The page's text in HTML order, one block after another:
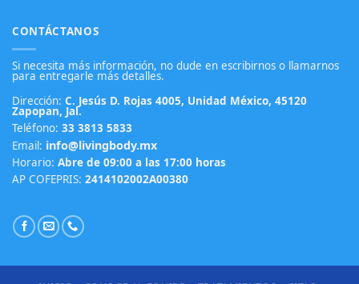
CONTÁCTANOS
Si necesita más información, no dude en escribirnos o llamarnos
para entregarle más detalles.
Dirección: C. Jesús D. Rojas 4005, Unidad México, 45120
Zapopan, Jal.
Teléfono: 33 3813 5833
Email: info@livingbody.mx
Horario: Abre de 09:00 a las 17:00 horas
AP COFEPRIS: 2414102002A00380